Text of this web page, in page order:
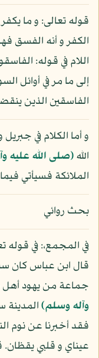
قوله تعالى: و ما
الكفر و أنه الفسق
اللام في قوله:
إلى ما مر في أوائل
الفاسقين الذين
و أما الكلام في
الله(صلى الله عليه
الملائكة فسيأتي
بحث روائي
في المجمع،: في قوله
قال ابن عباس كان
جماعة من يهود أهل
وآله وسلم)
فقد أخبرنا عن نوم
عيناي و قلبي